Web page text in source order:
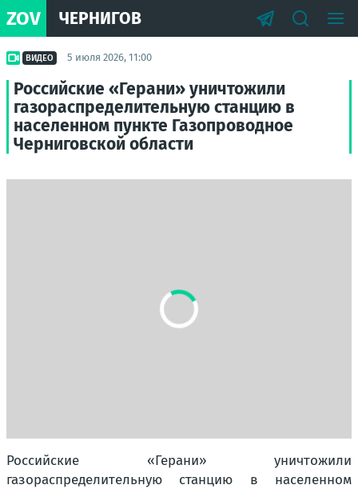
ZOV ЧЕРНИГОВ
ВИДЕО 5 июля 2026, 11:00
Российские «Герани» уничтожили
газораспределительную станцию в
населенном пункте Газопроводное
Черниговской области
Российские «Герани» уничтожили
газораспределительную станцию в населенном